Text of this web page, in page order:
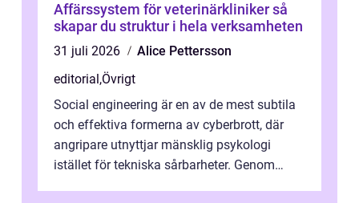
Affärssystem för veterinärkliniker så
skapar du struktur i hela verksamheten
31 juli 2026
Alice Pettersson
editorial ,Övrigt
Social engineering är en av de mest subtila
och effektiva formerna av cyberbrott, där
angripare utnyttjar mänsklig psykologi
istället för tekniska sårbarheter. Genom